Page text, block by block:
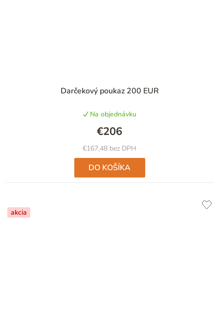
Darčekový poukaz 200 EUR
Na objednávku
€167,48 bez DPH
€206
DO KOŠÍKA
akcia